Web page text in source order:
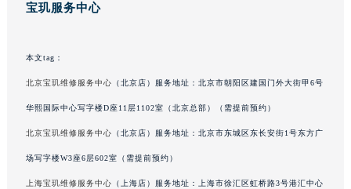
贵州省黔西南布依族苗族自治州兴义市大道与桔香路交汇处宝玑售后服务中心（需提前预约）
贵州省铜仁市碧江区民主路宝玑售后服务中心（需提前预约）
宝玑服务中心
本文tag：
北京宝玑维修服务中心 （北京店）服务地址：北京市朝阳区建国门外大街甲6号
华熙国际中心写字楼D座11层1102室（北京总部）（需提前预约）
北京宝玑维修服务中心 （北京店）服务地址：北京市东城区东长安街1号东方广
场写字楼W3座6层602室（需提前预约）
上海宝玑维修服务中心 （上海店）服务地址：上海市徐汇区虹桥路3号港汇中心